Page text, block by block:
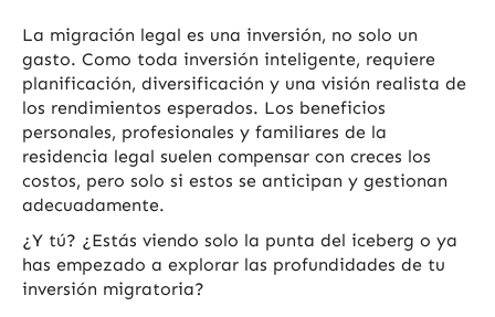
La migración legal es una inversión, no solo un
gasto. Como toda inversión inteligente, requiere
planificación, diversificación y una visión realista de
los rendimientos esperados. Los beneficios
personales, profesionales y familiares de la
residencia legal suelen compensar con creces los
costos, pero solo si estos se anticipan y gestionan
adecuadamente.
¿Y tú? ¿Estás viendo solo la punta del iceberg o ya
has empezado a explorar las profundidades de tu
inversión migratoria?